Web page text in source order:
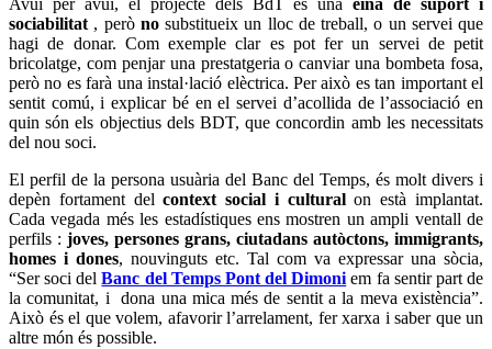
Avui per avui, el projecte dels BdT és unaeina de suport i
sociabilitat , però nosubstitueix un lloc de treball, o un servei que
hagi de donar. Com exemple clar es pot fer un servei de petit
bricolatge, com penjar una prestatgeria o canviar una bombeta fosa,
però no es farà una instal·lació elèctrica. Per això es tan important el
sentit comú, i explicar bé en el servei d’acollida de l’associació en
quin són els objectius dels BDT, que concordin amb les necessitats
del nou soci.
El perfil de la persona usuària del Banc del Temps, és molt divers i
depèn fortament delcontext social i culturalon està implantat.
Cada vegada més les estadístiques ens mostren un ampli ventall de
perfils : joves, persones grans, ciutadans autòctons, immigrants,
homes i dones, nouvinguts etc. Tal com va expressar una sòcia,
“Ser soci delBanc del Temps Pont del Dimoni em fa sentir part de
la comunitat, i dona una mica més de sentit a la meva existència”.
Això és el que volem, afavorir l’arrelament, fer xarxa i saber que un
altre món és possible.